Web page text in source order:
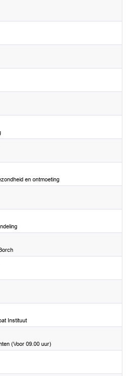
en ontmoeting
Instituut
(Voor 09.00 uur)